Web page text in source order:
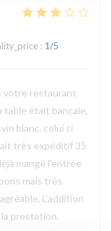
: 1/5
votre restaurant
table était bancale,
blanc, celui ci
très expéditif 35
mangé l'entrée
mais très
L'addition
prestation.